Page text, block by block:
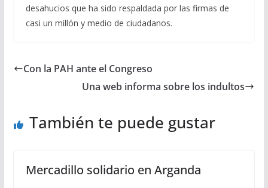
desahucios que ha sido respaldada por las firmas de
casi un millón y medio de ciudadanos.
Con la PAH ante el Congreso
Una web informa sobre los indultos
También te puede gustar
Mercadillo solidario en Arganda